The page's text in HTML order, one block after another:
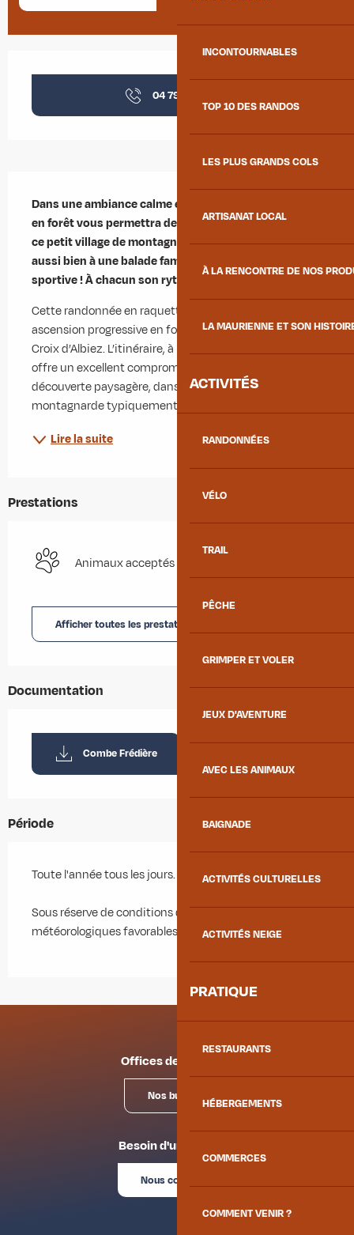
INCONTOURNABLES
TOP 10 DES RANDOS
LES PLUS GRANDS COLS
ARTISANAT LOCAL
À LA RENCONTRE DE NOS
LA MAURIENNE ET SON
ACTIVITÉS
RANDONNÉES
VÉLO
TRAIL
PÊCHE
GRIMPER ET VOLER
JEUX D'AVENTURE
AVEC LES ANIMAUX
BAIGNADE
ACTIVITÉS CULTURELLES
ACTIVITÉS NEIGE
PRATIQUE
RESTAURANTS
HÉBERGEMENTS
COMMERCES
COMMENT VENIR ?
04 79 59 30
Dans une ambiance calme et apaisante, cet itinéraire
en forêt vous permettra de découvrir les hauteurs de
ce petit village de montagne. Ce sentier conviendra
aussi bien à une balade familiale qu'à une sortie plus
sportive ! À chacun son rythme.
Cette randonnée en raquettes propose une belle
ascension progressive en forêt, tout près de la célèbre
Croix d’Albiez. L’itinéraire, à la fois soutenu et régulier,
offre un excellent compromis entre effort sportif et
découverte paysagère, dans une ambiance
montagnarde typiquement mauriennaise. La...
Lire la suite
Prestations
Animaux acceptés
Afficher toutes les prestations
Documentation
Combe Frédière
Période
Toute l'année tous les jours.
Sous réserve de conditions d'enneigement et
météorologiques favorables.
Offices de tourisme
Nos bureaux
Besoin d'un conseil ?
Nous contacter